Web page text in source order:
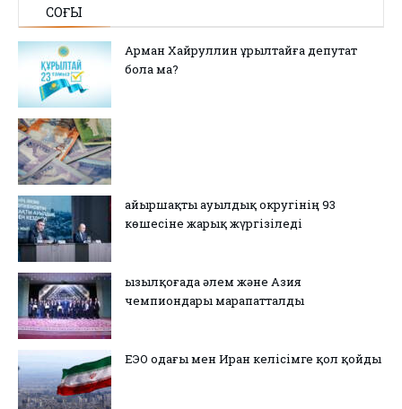
СОҢҒЫ
Арман Хайруллин Құрылтайға депутат
бола ма?
Қайыршақты ауылдық округінің 93
көшесіне жарық жүргізіледі
Қызылқоғада әлем және Азия
чемпиондары марапатталды
ЕЭО одағы мен Иран келісімге қол қойды